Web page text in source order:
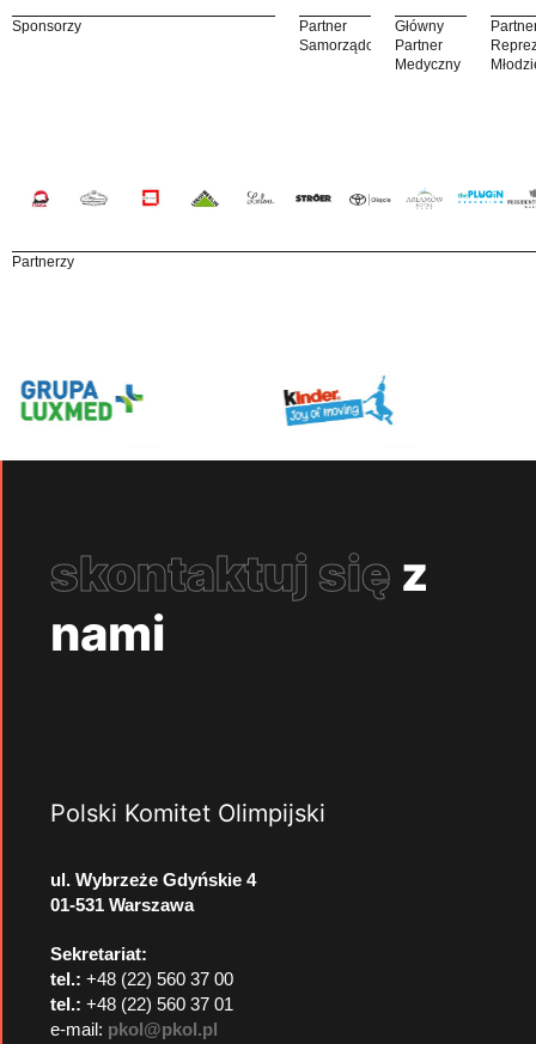
Sponsorzy
Partner
Samorządowy
Główny
Partner
Medyczny
Partnerzy
skontaktuj się z
nami
Polski Komitet Olimpijski
ul. Wybrzeże Gdyńskie 4
01-531 Warszawa
Sekretariat:
tel.: +48 (22) 560 37 00
tel.: +48 (22) 560 37 01
e-mail: pkol@pkol.pl